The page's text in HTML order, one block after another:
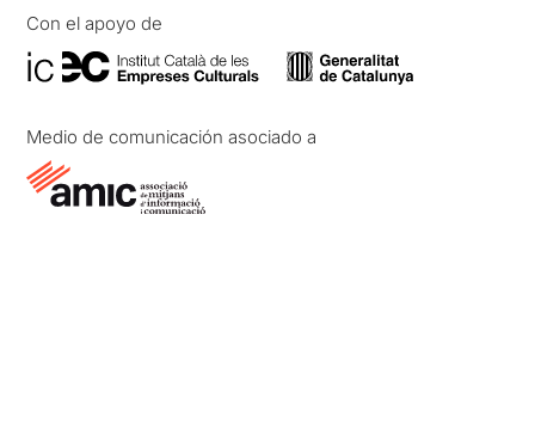
Con el apoyo de
Medio de comunicación asociado a